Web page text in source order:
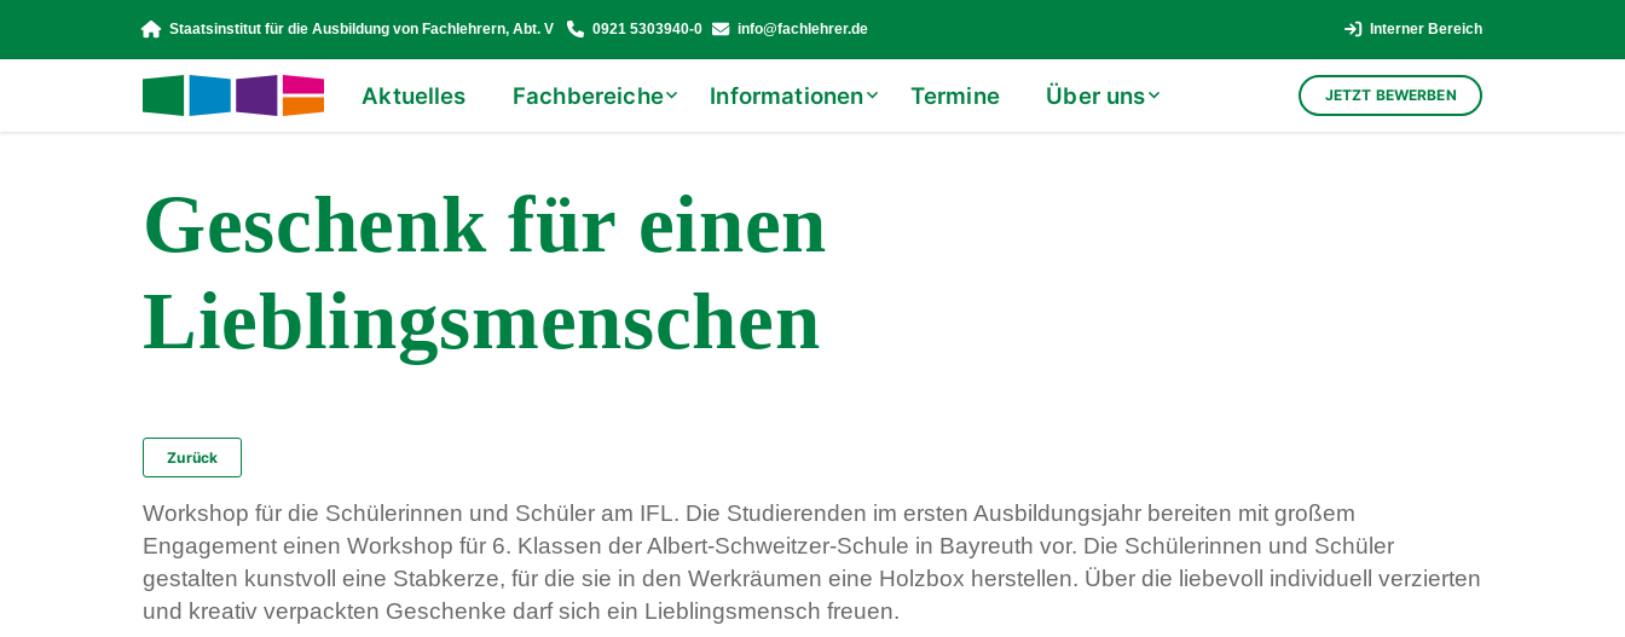
Staatsinstitut für die Ausbildung von Fachlehrern, Abt. V 0921 5303940-0 info@fachlehrer.de Interner Bereich
Aktuelles Fachbereiche Informationen Termine Über uns JETZT BEWERBEN
Geschenk für einen
Lieblingsmenschen
Zurück
Workshop für die Schülerinnen und Schüler am IFL. Die Studierenden im ersten Ausbildungsjahr bereiten mit großem
Engagement einen Workshop für 6. Klassen der Albert-Schweitzer-Schule in Bayreuth vor. Die Schülerinnen und Schüler
gestalten kunstvoll eine Stabkerze, für die sie in den Werkräumen eine Holzbox herstellen. Über die liebevoll individuell verzierten
und kreativ verpackten Geschenke darf sich ein Lieblingsmensch freuen.